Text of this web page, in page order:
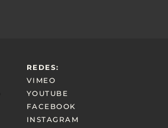
REDES:
VIMEO
YOUTUBE
FACEBOOK
INSTAGRAM